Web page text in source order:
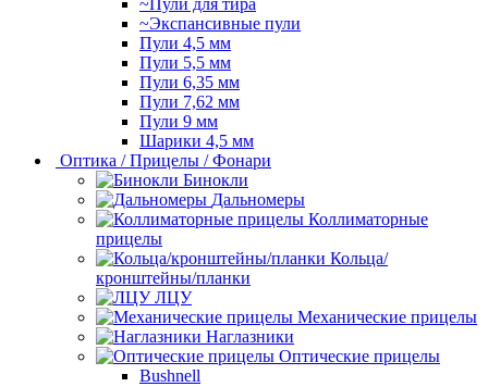
~Пули для тира
~Экспансивные пули
Пули 4,5 мм
Пули 5,5 мм
Пули 6,35 мм
Пули 7,62 мм
Пули 9 мм
Шарики 4,5 мм
Оптика / Прицелы / Фонари
Бинокли
Дальномеры
Коллиматорные
прицелы
Кольца/
кронштейны/планки
ЛЦУ
Механические прицелы
Наглазники
Оптические прицелы
Bushnell